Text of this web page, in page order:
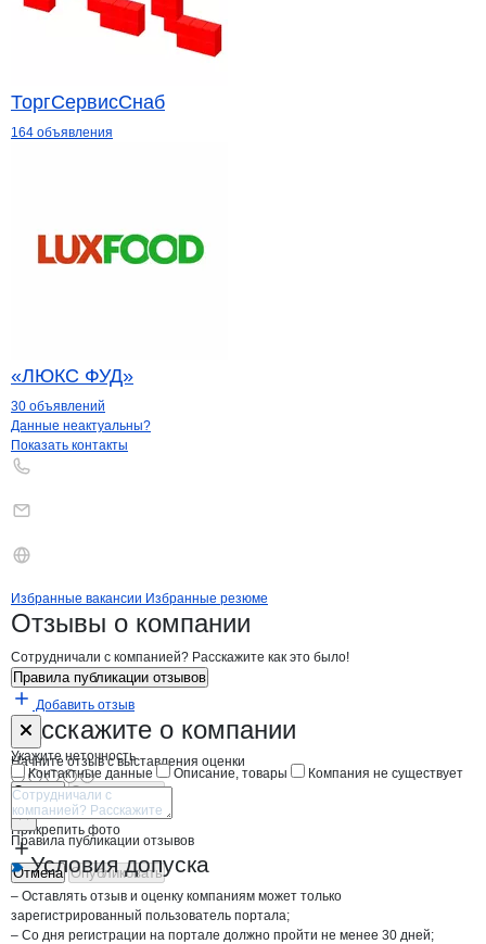
ТоргСервисСнаб
164 объявления
«ЛЮКС ФУД»
30 объявлений
Контактыкомпании
+7(800)000-00-..
Данные неактуальны?
Показать контакты
Брендыкомпани Камит
Вакансии вКамит
Избранные вакансии Избранные резюме
Новости oКамит, ООО
Отзывы о компании
Сотрудничали с компанией? Расскажите как это было!
Правила публикации отзывов
Добавить отзыв
Расскажите о компании
Начните отзыв с выставления оценки
Прикрепить фото
Отмена Опубликовать
Форма обратной связи о неточностях
Укажите неточность
Контактные данные
Описание, товары Компания не существует
Отмена Опубликовать
Правила публикации отзывов
Условия допуска
– Оставлять отзыв и оценку компаниям может только
зарегистрированный пользователь портала;
– Со дня регистрации на портале должно пройти не менее 30 дней;